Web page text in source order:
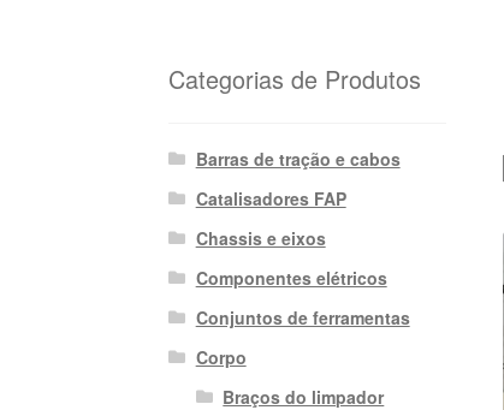
Categorias de Produtos
Barras de tração e cabos
Catalisadores FAP
Chassis e eixos
Componentes elétricos
Conjuntos de ferramentas
Corpo
Braços do limpador